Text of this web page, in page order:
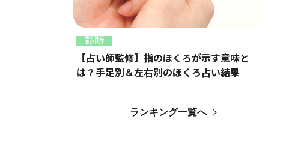
診断
【占い師監修】指のほくろが示す意味と
は？手足別＆左右別のほくろ占い結果
ランキング一覧へ